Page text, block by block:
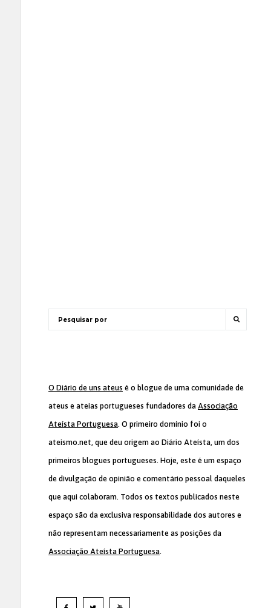
O Diário de uns ateus é o blogue de uma comunidade de
ateus e ateias portugueses fundadores da Associação
Ateísta Portuguesa. O primeiro domínio foi o
ateismo.net, que deu origem ao Diário Ateísta, um dos
primeiros blogues portugueses. Hoje, este é um espaço
de divulgação de opinião e comentário pessoal daqueles
que aqui colaboram. Todos os textos publicados neste
espaço são da exclusiva responsabilidade dos autores e
não representam necessariamente as posições da
Associação Ateísta Portuguesa.